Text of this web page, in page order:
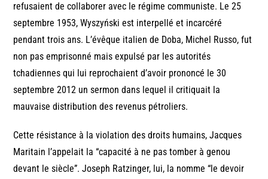
refusaient de collaborer avec le régime communiste. Le 25
septembre 1953, Wyszyński est interpellé et incarcéré
pendant trois ans. L’évêque italien de Doba, Michel Russo, fut
non pas emprisonné mais expulsé par les autorités
tchadiennes qui lui reprochaient d’avoir prononcé le 30
septembre 2012 un sermon dans lequel il critiquait la
mauvaise distribution des revenus pétroliers.
Cette résistance à la violation des droits humains, Jacques
Maritain l’appelait la “capacité à ne pas tomber à genou
devant le siècle”. Joseph Ratzinger, lui, la nomme “le devoir